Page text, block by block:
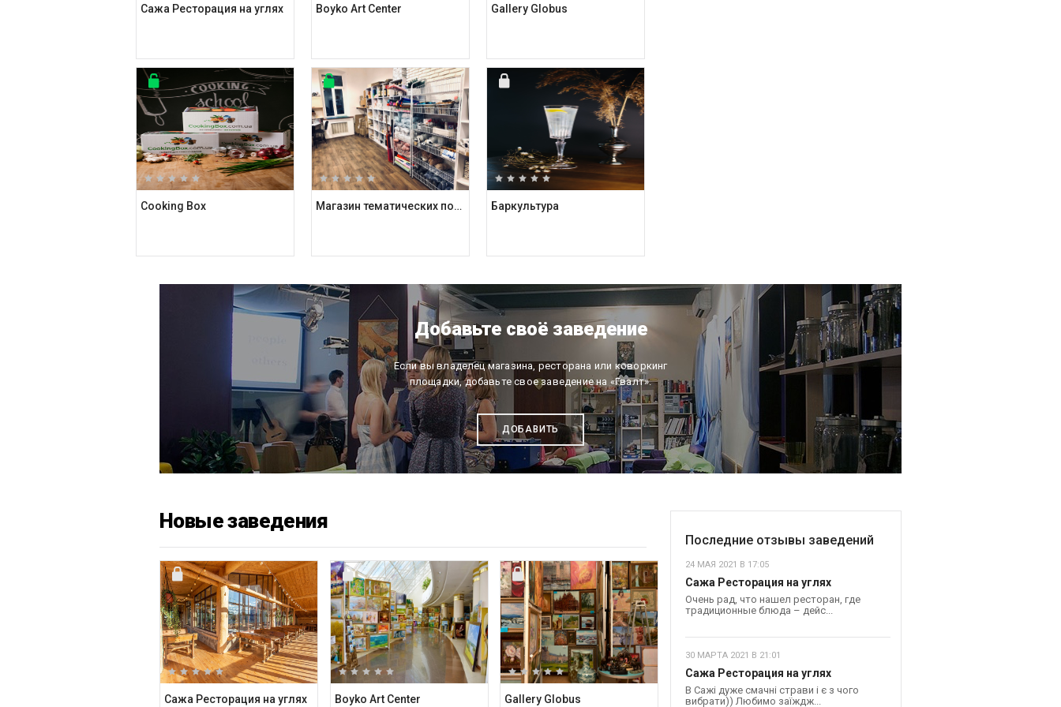
Сажа Ресторация на углях Boyko Art Center Gallery Globus
Cooking Box Магазин тематических подарков Kashalot Баркультура
Добавьте своё заведение
Если вы владелец магазина, ресторана или коворкинг
площадки, добавьте свое заведение на «Гвалт».
ДОБАВИТЬ
Новые заведения
Сажа Ресторация на углях Boyko Art Center Gallery Globus
Последние отзывы заведений
24 МАЯ 2021 В 17:05
Сажа Ресторация на углях
Очень рад, что нашел ресторан, где
традиционные блюда – дейс...
30 МАРТА 2021 В 21:01
Сажа Ресторация на углях
В Сажі дуже смачні страви і є з чого
вибрати)) Любимо заїждж...